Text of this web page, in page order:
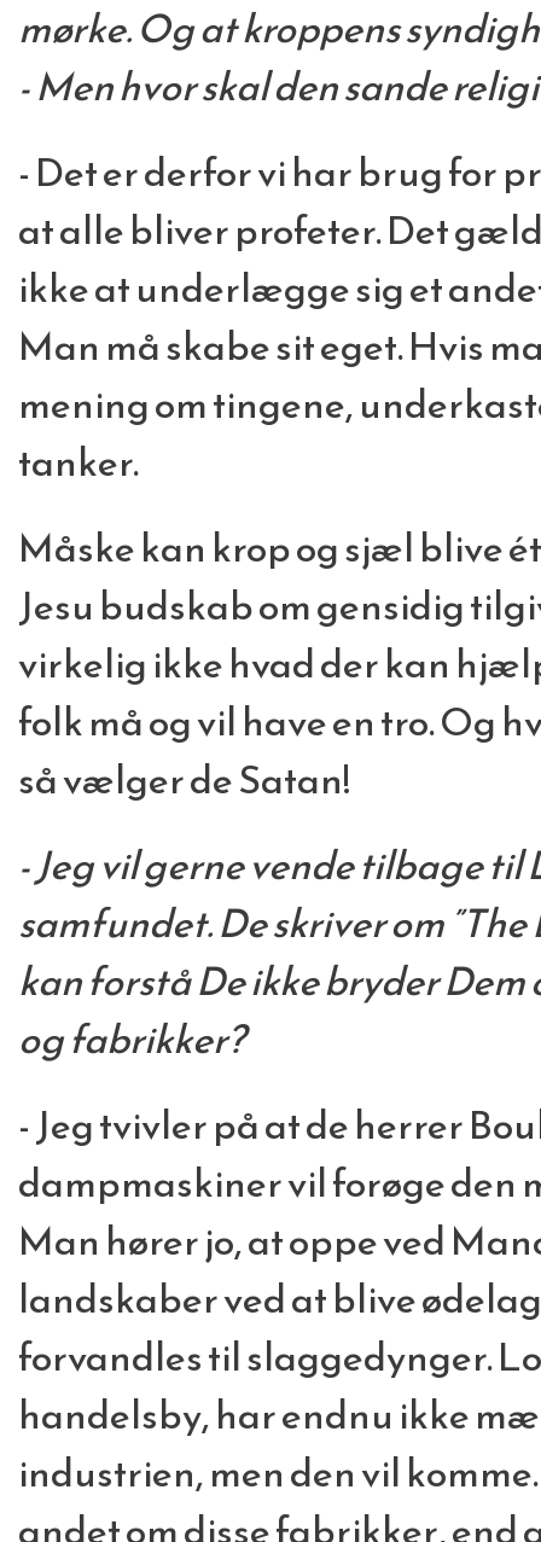
mørke. Og at kroppens
- Men hvor skal den sande
- Det er derfor vi har brug for
at alle bliver profeter. Det
ikke at underlægge sig et
Man må skabe sit eget. Hvis
mening om tingene,
tanker.
Måske kan krop og sjæl blive
Jesu budskab om gensidig
virkelig ikke hvad der kan
folk må og vil have en tro. Og
så vælger de Satan!
- Jeg vil gerne vende tilbage til
samfundet. De skriver om
kan forstå De ikke bryder
og fabrikker?
- Jeg tvivler på at de herrer
dampmaskiner vil forøge den
Man hører jo, at oppe ved
landskaber ved at blive
forvandles til slaggedynger.
handelsby, har endnu ikke
industrien, men den vil